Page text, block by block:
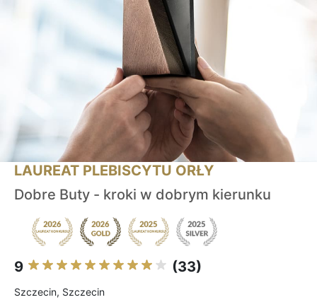
LAUREAT PLEBISCYTU ORŁY
Dobre Buty - kroki w dobrym kierunku
9 (33)
Szczecin, Szczecin